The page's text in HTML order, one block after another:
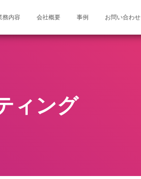
務内容 会社概要 事例 お問い合わせ
ィング